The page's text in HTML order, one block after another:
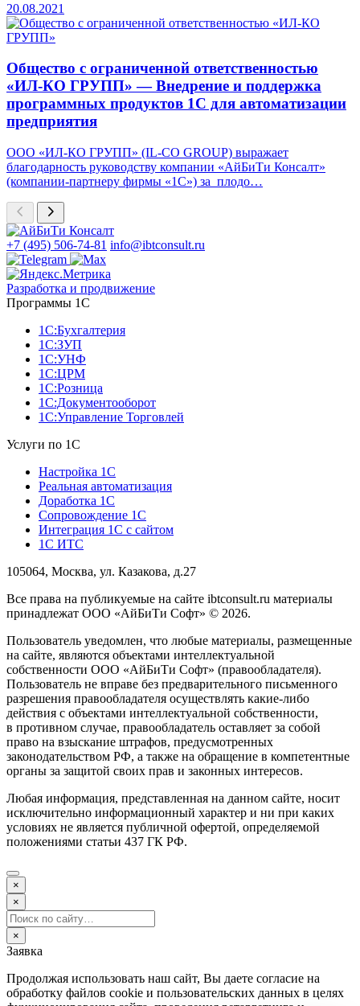
20.08.2021
Общество с ограниченной ответственностью
«ИЛ-КО ГРУПП» — Внедрение и поддержка
программных продуктов 1С для автоматизации
предприятия
ООО «ИЛ-КО ГРУПП» (IL-CO GROUP) выражает
благодарность руководству компании «АйБиТи Консалт»
(компании-партнеру фирмы «1С») за плодо…
+7 (495) 506-74-81 info@ibtconsult.ru
Разработка и продвижение
Программы 1С
1С:Бухгалтерия
1С:ЗУП
1С:УНФ
1С:ЦРМ
1С:Розница
1С:Документооборот
1С:Управление Торговлей
Услуги по 1С
Настройка 1С
Реальная автоматизация
Доработка 1С
Сопровождение 1С
Интеграция 1С с сайтом
1С ИТС
105064, Москва, ул. Казакова, д.27
Все права на публикуемые на сайте ibtconsult.ru материалы
принадлежат ООО «АйБиТи Софт» © 2026.
Пользователь уведомлен, что любые материалы, размещенные
на сайте, являются объектами интеллектуальной
собственности ООО «АйБиТи Софт» (правообладателя).
Пользователь не вправе без предварительного письменного
разрешения правообладателя осуществлять какие-либо
действия с объектами интеллектуальной собственности,
в противном случае, правообладатель оставляет за собой
право на взыскание штрафов, предусмотренных
законодательством РФ, а также на обращение в компетентные
органы за защитой своих прав и законных интересов.
Любая информация, представленная на данном сайте, носит
исключительно информационный характер и ни при каких
условиях не является публичной офертой, определяемой
положениями статьи 437 ГК РФ.
×
×
×
Заявка
Продолжая использовать наш сайт, Вы даете согласие на
обработку файлов cookie и пользовательских данных в целях